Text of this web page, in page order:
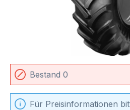
Bestand 0
Für Preisinformationen